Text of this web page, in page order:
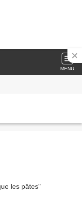
MENU